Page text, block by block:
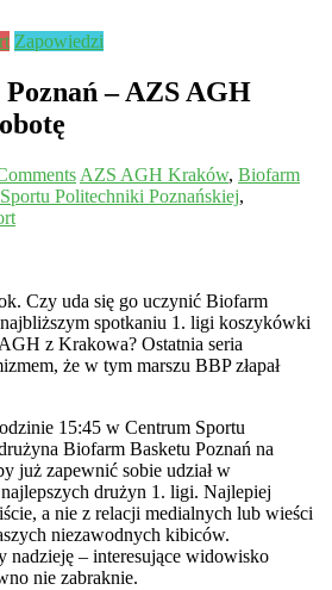
Zapowiedzi
– AZS AGH
AZS AGH Kraków, Biofarm
Politechniki Poznańskiej,
Czy uda się go uczynić Biofarm
spotkaniu 1. ligi koszykówki
z Krakowa? Ostatnia seria
że w tym marszu BBP złapał
15:45 w Centrum Sportu
Biofarm Basketu Poznań na
już zapewnić sobie udział w
drużyn 1. ligi. Najlepiej
a nie z relacji medialnych lub wieści
niezawodnych kibiców.
nadzieję – interesujące widowisko
nie zabraknie.